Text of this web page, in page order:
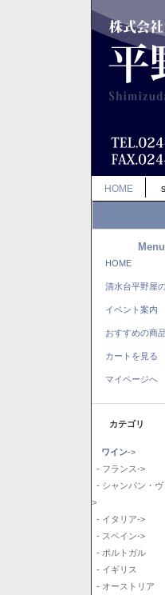
HOME
Menu
HOME
清水台平野屋
イベント案内
おすすめの商
カートを見る
マイページへ
カテゴリ
ワイン->
- フランス->
- シャンパン・
>
- イタリア->
- スペイン->
- ポルトガル
- イギリス
- オーストリア